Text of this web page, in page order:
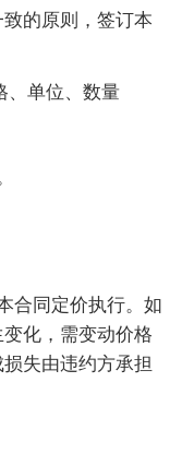
的原则，签订本
、单位、数量
合同定价执行。如
化，需变动价格
失由违约方承担